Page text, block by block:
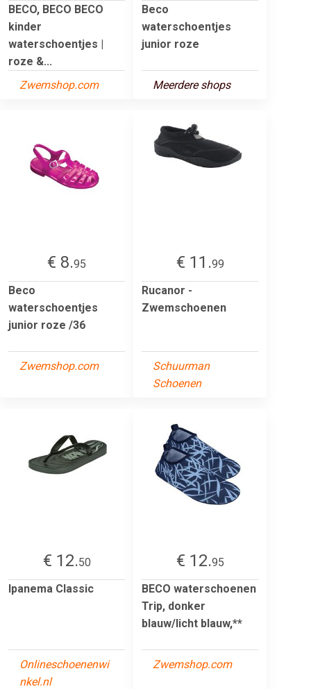
BECO, BECO BECO
kinder
waterschoentjes |
roze &...
Zwemshop.com
Beco
waterschoentjes
junior roze
Meerdere shops
€ 8.95
Beco
waterschoentjes
junior roze /36
Zwemshop.com
€ 11.99
Rucanor -
Zwemschoenen
Schuurman
Schoenen
€ 12.50
Ipanema Classic
Onlineschoenenwi
nkel.nl
€ 12.95
BECO waterschoenen
Trip, donker
blauw/licht blauw,**
Zwemshop.com